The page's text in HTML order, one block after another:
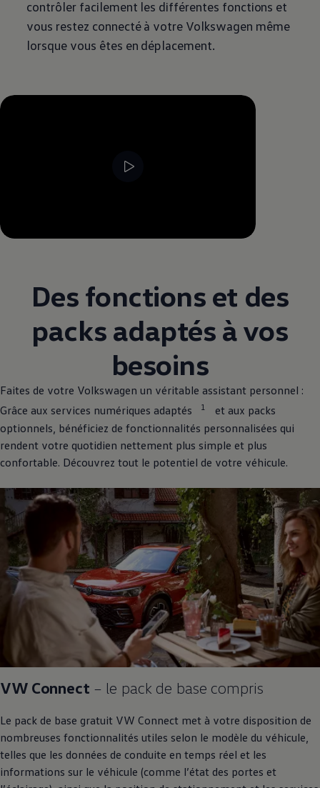
contrôler facilement les différentes fonctions et
vous restez connecté à votre Volkswagen même
lorsque vous êtes en déplacement.
Remaining time, --:--
Des fonctions et des
packs adaptés à vos
besoins
Faites de votre Volkswagen un véritable assistant personnel :
Grâce aux services numériques adaptés
1
et aux packs
optionnels, bénéficiez de fonctionnalités personnalisées qui
rendent votre quotidien nettement plus simple et plus
confortable. Découvrez tout le potentiel de votre véhicule.
VW Connect – le pack de base compris
Le pack de base gratuit VW Connect met à votre disposition de
nombreuses fonctionnalités utiles selon le modèle du véhicule,
telles que les données de conduite en temps réel et les
informations sur le véhicule (comme l’état des portes et